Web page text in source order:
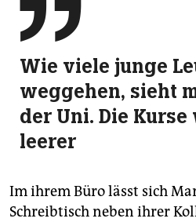

Wie viele junge
weggehen, sieht
der Uni. Die
leerer
Im ihrem Büro lässt sich
Schreibtisch neben ihrer